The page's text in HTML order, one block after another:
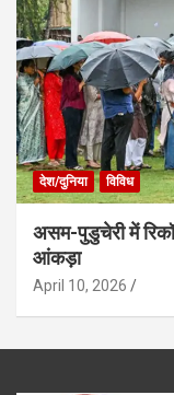
देश/दुनिया विविध
असम-पुडुचेरी में
आंकड़ा
April 10, 2026